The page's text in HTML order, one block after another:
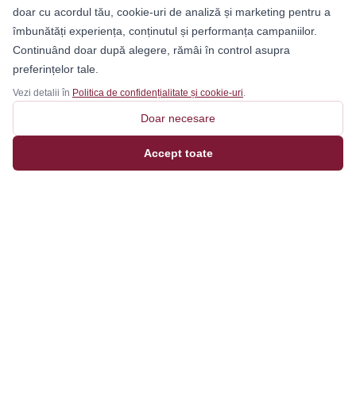
doar cu acordul tău, cookie-uri de analiză și marketing pentru a
îmbunătăți experiența, conținutul și performanța campaniilor.
Continuând doar după alegere, rămâi în control asupra
preferințelor tale.
Vezi detalii în Politica de confidențialitate și cookie-uri.
Doar necesare
Accept toate